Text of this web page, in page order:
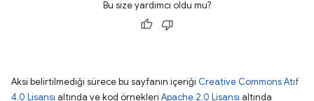
Bu size yardımcı oldu mu?
Aksi belirtilmediği sürece bu sayfanın içeriği Creative Commons Atıf
4.0 Lisansı altında ve kod örnekleri Apache 2.0 Lisansı altında